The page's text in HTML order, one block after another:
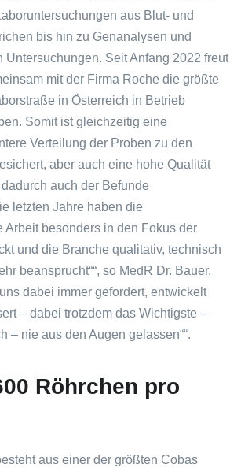
aus Blut- und
bis hin zu Genanalysen und
Untersuchungen. Seit Anfang 2022 freut
mit der Firma Roche die größte
in Österreich in Betrieb
Somit ist gleichzeitig eine
Verteilung der Proben zu den
aber auch eine hohe Qualität
auch der Befunde
letzten Jahre haben die
Arbeit besonders in den Fokus der
und die Branche qualitativ, technisch
beansprucht “, so MedR Dr. Bauer.
dabei immer gefordert, entwickelt
– dabei trotzdem das Wichtigste –
– nie aus den Augen gelassen “.
Röhrchen pro
aus einer der größten Cobas